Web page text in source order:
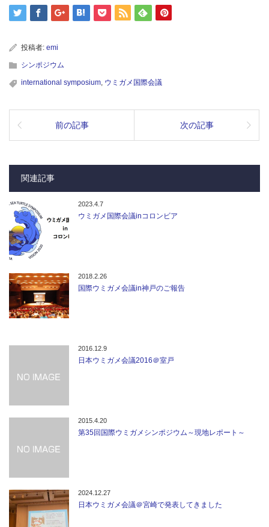
投稿者: emi
シンポジウム
international symposium, ウミガメ国際会議
前の記事 次の記事
関連記事
2023.4.7
ウミガメ国際会議inコロンビア
2018.2.26
国際ウミガメ会議in神戸のご報告
2016.12.9
日本ウミガメ会議2016＠室戸
2015.4.20
第35回国際ウミガメシンポジウム～現地レポート～
2024.12.27
日本ウミガメ会議＠宮崎で発表してきました